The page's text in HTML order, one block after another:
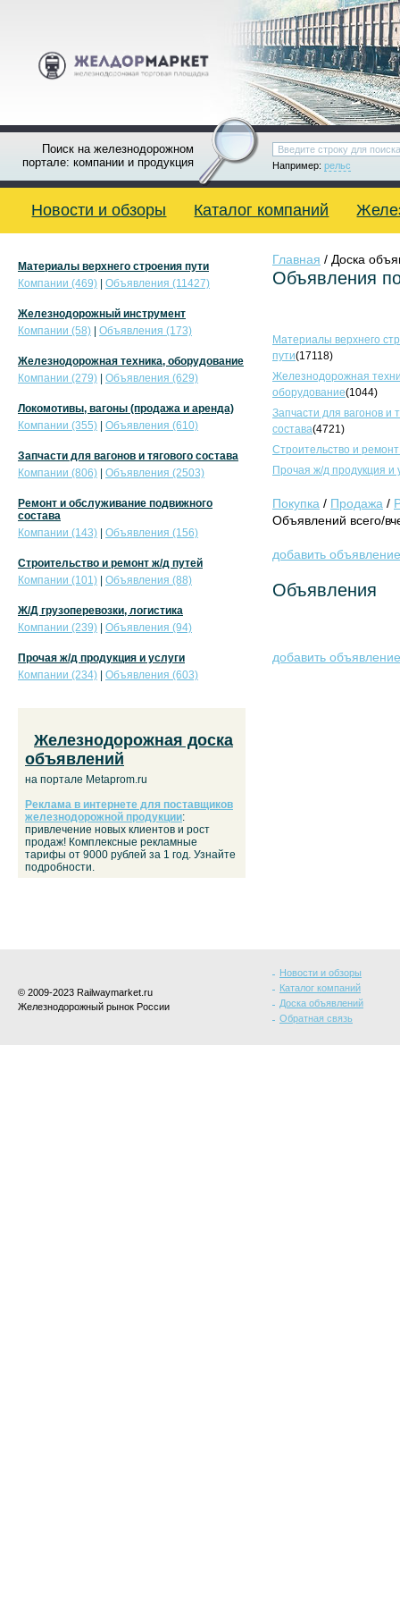
Поиск на железнодорожном
портале: компании и продукция
Например: рельс
Новости и обзоры Каталог компаний
Главная / Доска
Объявления
Материалы верхнего
пути(17118)
Железнодорожная
оборудование(1044)
Запчасти для вагонов и
состава(4721)
Строительство и
Прочая ж/д продукция и
Покупка / Продажа /
Объявлений всего/
добавить объявление
Объявления
добавить объявление
Материалы верхнего строения пути
Компании (469)
Объявления (11427)
Железнодорожный инструмент
Компании (58)
Объявления (173)
Железнодорожная техника, оборудование
Компании (279)
Объявления (629)
Локомотивы, вагоны (продажа и аренда)
Компании (355)
Объявления (610)
Запчасти для вагонов и тягового состава
Компании (806)
Объявления (2503)
Ремонт и обслуживание подвижного
состава
Компании (143)
Объявления (156)
Строительство и ремонт ж/д путей
Компании (101)
Объявления (88)
Ж/Д грузоперевозки, логистика
Компании (239)
Объявления (94)
Прочая ж/д продукция и услуги
Компании (234)
Объявления (603)
Железнодорожная доска
объявлений
на портале Metaprom.ru
Реклама в интернете для поставщиков
железнодорожной продукции:
привлечение новых клиентов и рост
продаж! Комплексные рекламные
тарифы от 9000 рублей за 1 год. Узнайте
подробности.
© 2009-2023 Railwaymarket.ru
Железнодорожный рынок России
Новости и обзоры
Каталог компаний
Доска объявлений
Обратная связь